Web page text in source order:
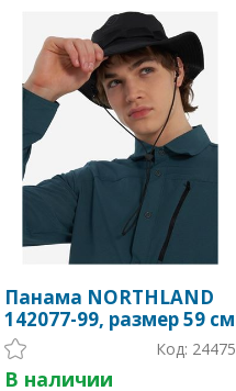
Панама NORTHLAND
142077-99, размер 59 см
Код: 24475
В наличии